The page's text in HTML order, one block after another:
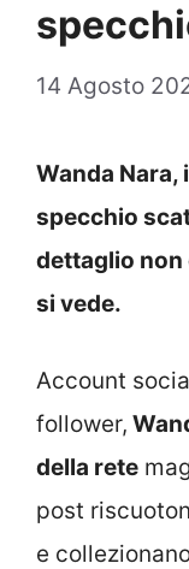
14 Agosto
Wanda Nara,
specchio
dettaglio non
si vede.
Account
follower,
della rete
post
e